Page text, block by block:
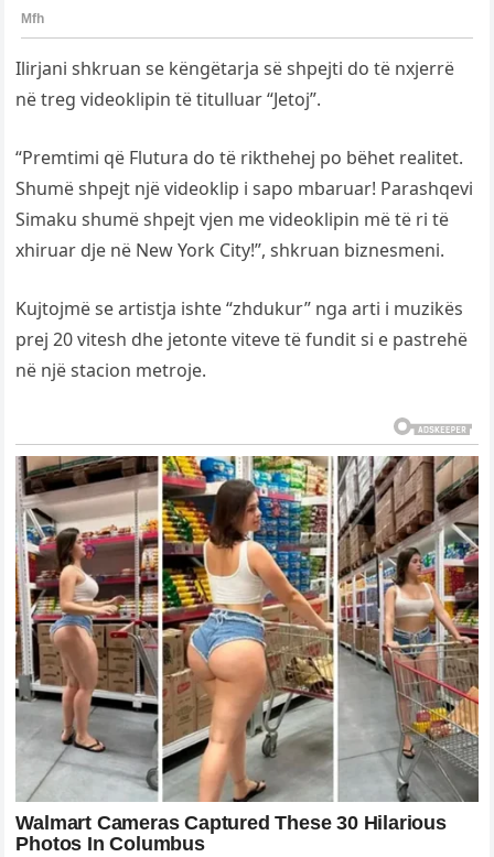
Ilirjani shkruan se këngëtarja së shpejti do të nxjerrë
në treg videoklipin të titulluar “Jetoj”.
“Premtimi që Flutura do të rikthehej po bëhet realitet.
Shumë shpejt një videoklip i sapo mbaruar! Parashqevi
Simaku shumë shpejt vjen me videoklipin më të ri të
xhiruar dje në New York City!”, shkruan biznesmeni.
Kujtojmë se artistja ishte “zhdukur” nga arti i muzikës
prej 20 vitesh dhe jetonte viteve të fundit si e pastrehë
në një stacion metroje.